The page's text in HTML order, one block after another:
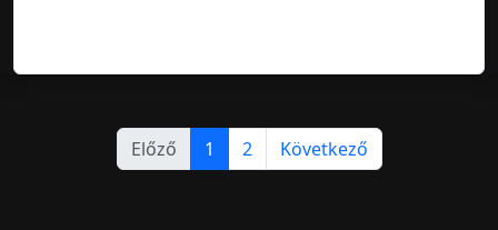
Előző 1 2 Következő